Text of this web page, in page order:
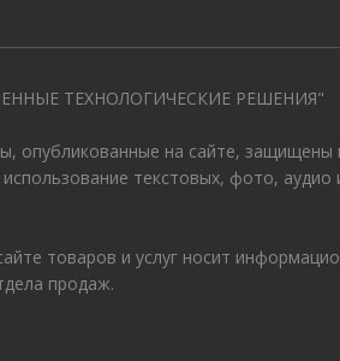
ТЕХНОЛОГИЧЕСКИЕ РЕШЕНИЯ"
опубликованные на сайте, защищены
текстовых, фото,
товаров и услуг носит
продаж.